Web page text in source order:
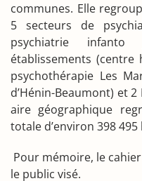
communes. Elle
5 secteurs de
psychiatrie
établissements
psychothérapie Les
d’Hénin-Beaumont) et
aire géographique
totale d’environ 398
Pour mémoire, le
le public visé.